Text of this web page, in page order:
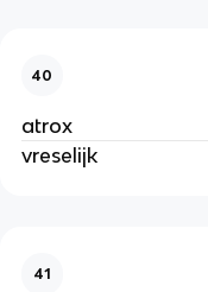
40
atrox
vreselijk
41